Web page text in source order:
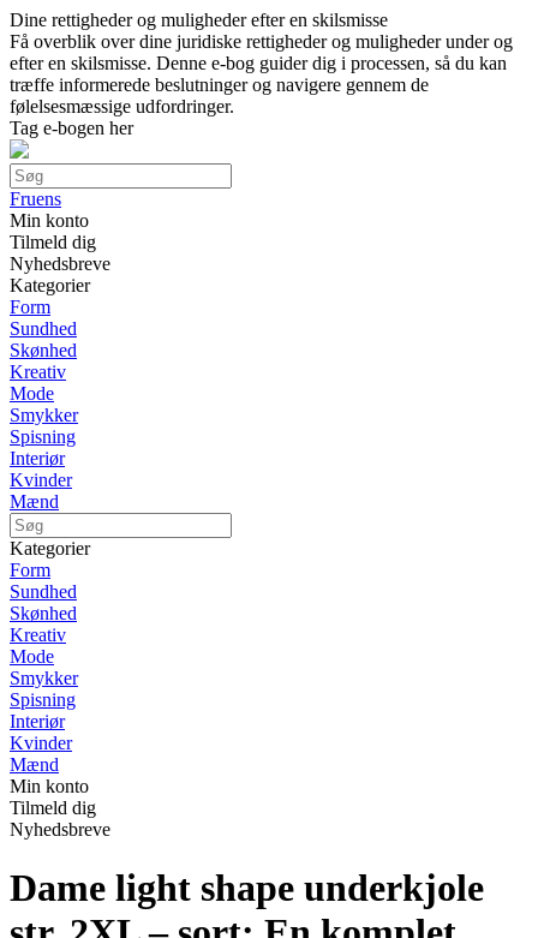
Dine rettigheder og muligheder efter en skilsmisse
Få overblik over dine juridiske rettigheder og muligheder under og
efter en skilsmisse. Denne e-bog guider dig i processen, så du kan
træffe informerede beslutninger og navigere gennem de
følelsesmæssige udfordringer.
Tag e-bogen her
Fruens
Min konto
Tilmeld dig
Nyhedsbreve
Kategorier
Form
Sundhed
Skønhed
Kreativ
Mode
Smykker
Spisning
Interiør
Kvinder
Mænd
Kategorier
Form
Sundhed
Skønhed
Kreativ
Mode
Smykker
Spisning
Interiør
Kvinder
Mænd
Min konto
Tilmeld dig
Nyhedsbreve
Dame light shape underkjole